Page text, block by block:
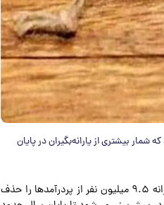
بیشتری از یارانه‌بگیران در پایان
به گزارش پارسینه به نقل از اقتصادآنلاین، وزارت تعاون، کار و رفاه اجتماعی تاکنون یارانه ۹.۵ میلیون نفر از پردرآمدها را حذف